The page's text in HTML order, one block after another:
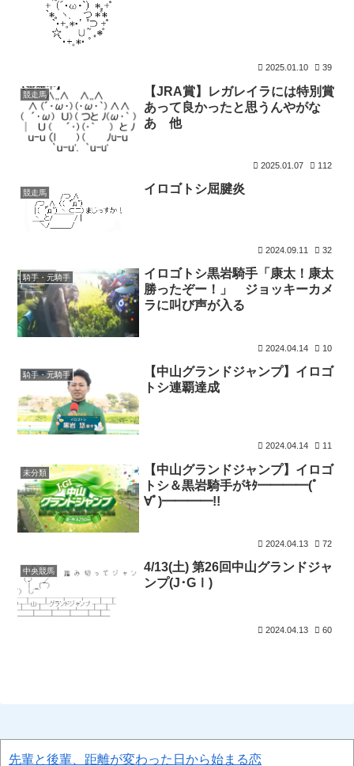
2025.01.10 39
競走馬
【JRA賞】レガレイラには特別賞
あって良かったと思うんやがな
あ 他
2025.01.07 112
競走馬 イロゴトシ屈腱炎
2024.09.11 32
騎手・元騎手
イロゴトシ黒岩騎手「康太！康太
勝ったぞー！」 ジョッキーカメ
ラに叫び声が入る
2024.04.14 10
騎手・元騎手
【中山グランドジャンプ】イロゴ
トシ連覇達成
2024.04.14 11
未分類
【中山グランドジャンプ】イロゴ
トシ＆黒岩騎手がｷﾀ━━━━(ﾟ
∀ﾟ)━━━━!!
2024.04.13 72
中央競馬
4/13(土) 第26回中山グランドジャ
ンプ(J･GⅠ)
2024.04.13 60
先輩と後輩、距離が変わった日から始まる恋